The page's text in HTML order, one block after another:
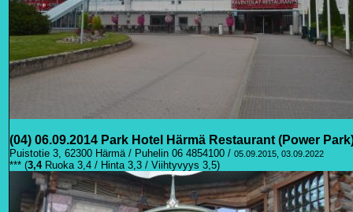
(04) 06.09.2014 Park Hotel Härmä Restaurant (Power
Puistotie 3, 62300 Härmä / Puhelin 06 4854100 / 05.09.2015, 03.09.2022
*** (3,4 Ruoka 3,4 / Hinta 3,3 / Viihtyvyys 3,5)